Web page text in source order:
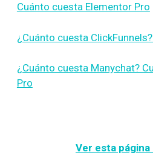
Cuánto cuesta Elementor Pro
¿Cuánto cuesta
¿Cuánto cuesta Manychat?
Pro
Ver esta página